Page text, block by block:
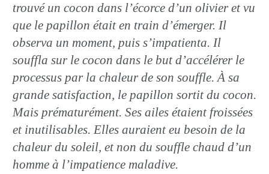
trouvé un cocon dans l’écorce d’un olivier et vu
que le papillon était en train d’émerger. Il
observa un moment, puis s’impatienta. Il
souffla sur le cocon dans le but d’accélérer le
processus par la chaleur de son souffle. À sa
grande satisfaction, le papillon sortit du cocon.
Mais prématurément. Ses ailes étaient froissées
et inutilisables. Elles auraient eu besoin de la
chaleur du soleil, et non du souffle chaud d’un
homme à l’impatience maladive.